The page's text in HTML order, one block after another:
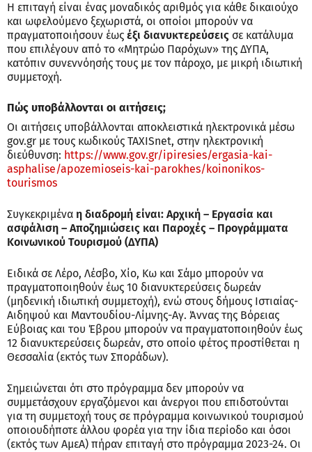
Η επιταγή είναι ένας μοναδικός αριθμός για κάθε δικαιούχο
και ωφελούμενο ξεχωριστά, οι οποίοι μπορούν να
πραγματοποιήσουν έως έξι διανυκτερεύσεις σε κατάλυμα
που επιλέγουν από το «Μητρώο Παρόχων» της ΔΥΠΑ,
κατόπιν συνεννόησής τους με τον πάροχο, με μικρή ιδιωτική
συμμετοχή.
Πώς υποβάλλονται οι αιτήσεις;
Οι αιτήσεις υποβάλλονται αποκλειστικά ηλεκτρονικά μέσω
gov.gr με τους κωδικούς TAXISnet, στην ηλεκτρονική
διεύθυνση: https://www.gov.gr/ipiresies/ergasia-kai-
asphalise/apozemioseis-kai-parokhes/koinonikos-
tourismos
Συγκεκριμένα η διαδρομή είναι: Αρχική – Εργασία και
ασφάλιση – Αποζημιώσεις και Παροχές – Προγράμματα
Κοινωνικού Τουρισμού (ΔΥΠΑ)
Ειδικά σε Λέρο, Λέσβο, Χίο, Κω και Σάμο μπορούν να
πραγματοποιηθούν έως 10 διανυκτερεύσεις δωρεάν
(μηδενική ιδιωτική συμμετοχή), ενώ στους δήμους Ιστιαίας-
Αιδηψού και Μαντουδίου-Λίμνης-Αγ. Άννας της Βόρειας
Εύβοιας και του Έβρου μπορούν να πραγματοποιηθούν έως
12 διανυκτερεύσεις δωρεάν, στο οποίο φέτος προστίθεται η
Θεσσαλία (εκτός των Σποράδων).
Σημειώνεται ότι στο πρόγραμμα δεν μπορούν να
συμμετάσχουν εργαζόμενοι και άνεργοι που επιδοτούνται
για τη συμμετοχή τους σε πρόγραμμα κοινωνικού τουρισμού
οποιουδήποτε άλλου φορέα για την ίδια περίοδο και όσοι
(εκτός των ΑμεΑ) πήραν επιταγή στο πρόγραμμα 2023-24. Οι